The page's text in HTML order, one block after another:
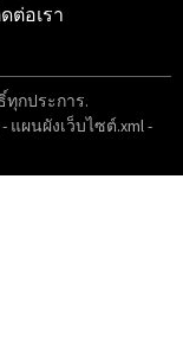
ต่อเรา
ทุกประการ.
- แผนผังเว็บไซต์.xml -